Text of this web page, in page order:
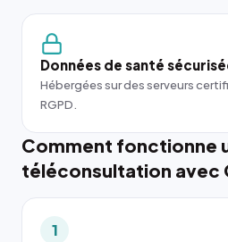
Données de santé
Hébergées sur des serveurs
RGPD.
Comment fonctionne
téléconsultation avec
1